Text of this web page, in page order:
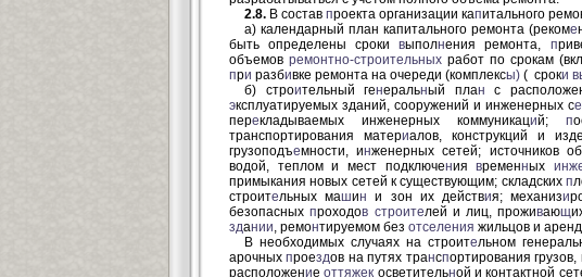
2.8. В состав проекта организации капитального
а) календарный план капитального ремонта (рекоме
быть определены срокивыполнения ремонта, п
объемов ремонтно-строительных работ по срокам
при разбивке ремонта на очереди (комплексы) ( сроки
б) строительный генеральный план с
эксплуатируемых зданий, сооружений и инженерных се
перекладываемых инженерных коммуникаций;п
транспортирования материалов, конструкций и
грузоподъемности, инженерных сетей; источников
водой, теплом и мест подключениявременных
примыкания новых сетей к существующим; складскихп
строительных машин и зон их действия; механизи
безопасныхпроходов строителей и лиц, проживающ
здании, ремонтируемом без отселения жильцов и
В необходимых случаях на строительном
арочныхпроездов на путях транспортирования
расположениеоттяжек осветительной и контактной